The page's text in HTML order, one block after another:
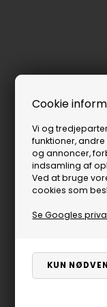
Cookie
Vi og
funktioner,
og annoncer,
indsamling af
Ved at bruge
cookies som
Se Googles